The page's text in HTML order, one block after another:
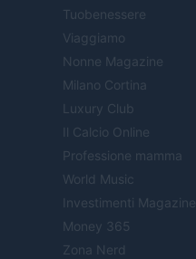
Tuobenessere
Viaggiamo
Nonne Magazine
Milano Cortina
Luxury Club
Il Calcio Online
Professione mamma
World Music
Investimenti Magazine
Money 365
Zona Nerd